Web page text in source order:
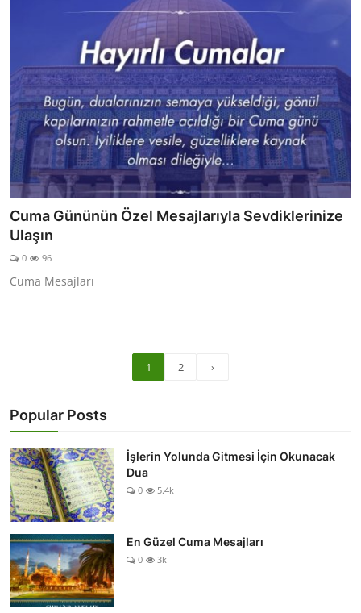
Cuma Gününün Özel Mesajlarıyla Sevdiklerinize
Ulaşın
0 96
Cuma Mesajları
1 2 ›
Popular Posts
İşlerin Yolunda Gitmesi İçin Okunacak
Dua
0 5.4k
En Güzel Cuma Mesajları
0 3k